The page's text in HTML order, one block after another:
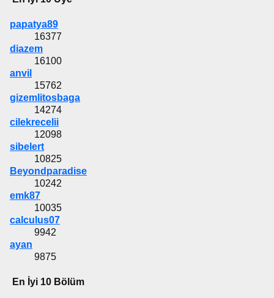
papatya89
16377
diazem
16100
anvil
15762
gizemlitosbaga
14274
cilekrecelii
12098
sibelert
10825
Beyondparadise
10242
emk87
10035
calculus07
9942
ayan
9875
En İyi 10 Bölüm